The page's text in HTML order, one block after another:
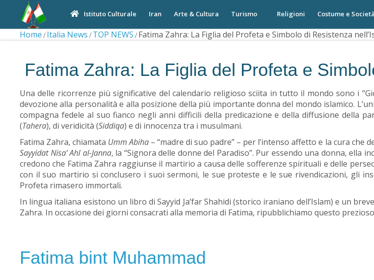
Istituto Culturale Iran Arte & Cultura Turismo Religioni Costume e Società
Home Italia News TOP NEWS Fatima Zahra: La Figlia del Profeta e Simbolo di Resistenza
Fatima Zahra: La Figlia del Profeta e
Una delle ricorrenze più significative del calendario religioso sciita in tutto il mondo sono i
devozione alla personalità e alla posizione della più importante donna del mondo islamico.
compagna fedele al suo fianco negli anni difficili della predicazione e della diffusione della
(Tahera), di veridicità (Siddiqa) e di innocenza tra i musulmani.
Fatima Zahra, chiamata Umm Abiha – “madre di suo padre” – per l’intenso affetto e la cura
Sayyidat Nisa’ Ahl al-Janna, la “Signora delle donne del Paradiso”. Pur essendo una donna,
credono che Fatima Zahra raggiunse il martirio a causa delle sofferenze spirituali e delle
con il suo martirio si conclusero i suoi sermoni, le sue proteste e le sue rivendicazioni, gli
Profeta rimasero immortali.
In lingua italiana esistono un libro di Sayyid Ja’far Shahidi (storico iraniano dell’Islam) e un
Zahra. In occasione dei giorni consacrati alla memoria di Fatima, ripubblichiamo questo
Fatima bint Muhammad